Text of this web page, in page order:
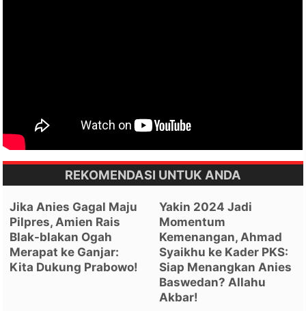
REKOMENDASI UNTUK ANDA
Jika Anies Gagal Maju
Pilpres, Amien Rais
Blak-blakan Ogah
Merapat ke Ganjar:
Kita Dukung Prabowo!
Yakin 2024 Jadi
Momentum
Kemenangan, Ahmad
Syaikhu ke Kader PKS:
Siap Menangkan Anies
Baswedan? Allahu
Akbar!